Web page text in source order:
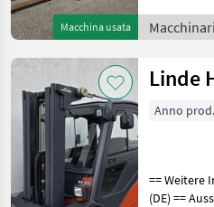
Macchina usata
Linde
Anno
== Weitere
(DE) == Ausstattung : ----------